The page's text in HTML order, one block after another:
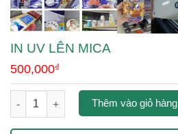
IN UV LÊN MICA
500,000₫
in uv lên mica số lượngThêm vào giỏ hàng